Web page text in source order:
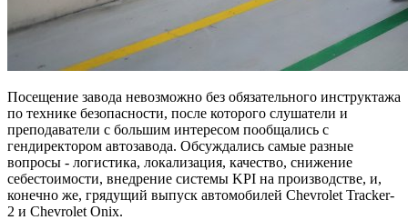
Посещение завода невозможно без обязательного инструктажа
по технике безопасности, после которого слушатели и
преподаватели с большим интересом пообщались с
гендиректором автозавода. Обсуждались самые разные
вопросы - логистика, локализация, качество, снижение
себестоимости, внедрение системы KPI на производстве, и,
конечно же, грядущий выпуск автомобилей Chevrolet Tracker-
2 и Chevrolet Onix.